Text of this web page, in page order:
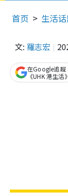
首页 生活
文: 羅志宏
在Google追蹤
《UHK 港生活》